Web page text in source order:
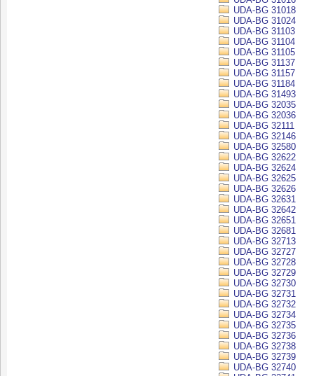
UDA-BG 31018
UDA-BG 31024
UDA-BG 31103
UDA-BG 31104
UDA-BG 31105
UDA-BG 31137
UDA-BG 31157
UDA-BG 31184
UDA-BG 31493
UDA-BG 32035
UDA-BG 32036
UDA-BG 32111
UDA-BG 32146
UDA-BG 32580
UDA-BG 32622
UDA-BG 32624
UDA-BG 32625
UDA-BG 32626
UDA-BG 32631
UDA-BG 32642
UDA-BG 32651
UDA-BG 32681
UDA-BG 32713
UDA-BG 32727
UDA-BG 32728
UDA-BG 32729
UDA-BG 32730
UDA-BG 32731
UDA-BG 32732
UDA-BG 32734
UDA-BG 32735
UDA-BG 32736
UDA-BG 32738
UDA-BG 32739
UDA-BG 32740